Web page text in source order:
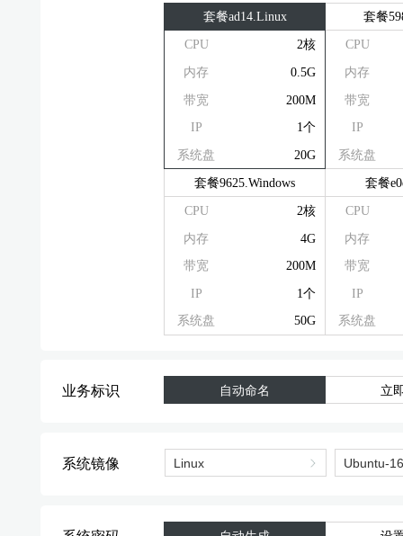
套餐ad14.Linux
CPU
2核
内存
0.5G
带宽
200M
IP
1个
系统盘
20G
套餐
CPU
内存
带宽
IP
系统盘
套餐9625.Windows
CPU
2核
内存
4G
带宽
200M
IP
1个
系统盘
50G
套餐
CPU
内存
带宽
IP
系统盘
业务标识 自动命名 立
系统镜像